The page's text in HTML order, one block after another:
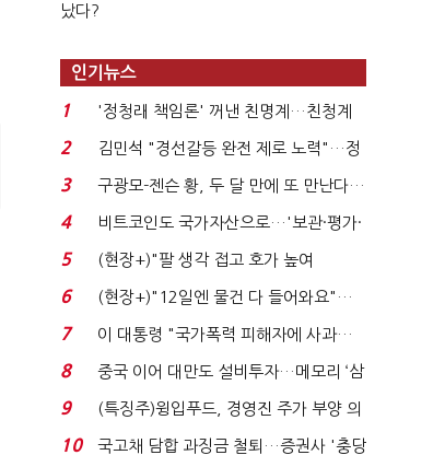
났다?
인기뉴스
1
'정청래 책임론' 꺼낸 친명계…친청계
는 추가투표 때리기...
2
김민석 "경선갈등 완전 제로 노력"…정
청래 "반명 공세 사...
3
구광모-젠슨 황, 두 달 만에 또 만난다…
로봇·AI 등 논...
4
비트코인도 국가자산으로…'보관·평가·
처분' 기준은 ...
5
(현장+)"팔 생각 접고 호가 높여
요"…'덜 똘똘한 한 채' 20...
6
(현장+)"12일엔 물건 다 들어와요"…
빈 매대 채우며 문 연 ...
7
이 대통령 "국가폭력 피해자에 사과…
적극적 조사로 진...
8
중국 이어 대만도 설비투자…메모리 ‘삼
국전쟁’
9
(특징주)윙입푸드, 경영진 주가 부양 의
지에 상한가...
10
국고채 담합 과징금 철퇴…증권사 '충당